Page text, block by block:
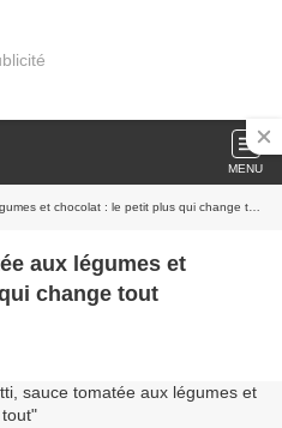
MENU
et chocolat : le petit plus qui change tout
aux légumes et
change tout